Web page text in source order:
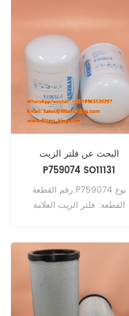
البحث عن فلتر الزيت
P759074 SO11131
رقم القطعة:P759074 نوع
القطعة: فلتر الزيت العلامة